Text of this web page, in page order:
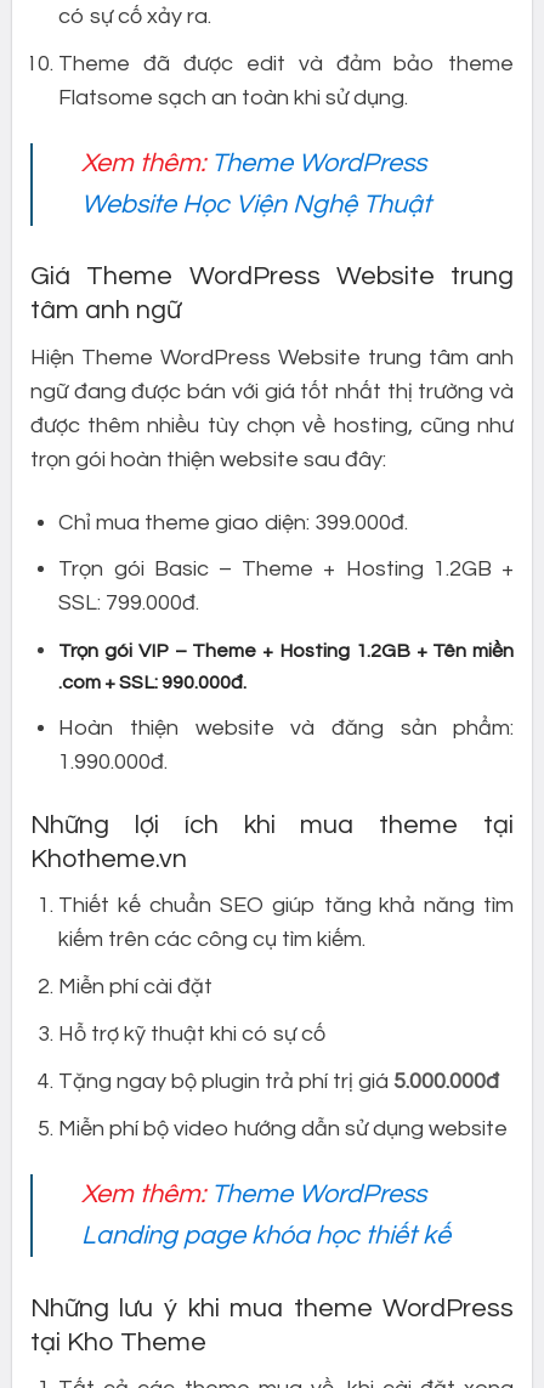
có sự cố xảy ra.
Theme đã được edit và đảm bảo theme
Flatsome sạch an toàn khi sử dụng.
Xem thêm: Theme WordPress
Website Học Viện Nghệ Thuật
Giá Theme WordPress Website trung
tâm anh ngữ
Hiện Theme WordPress Website trung tâm anh
ngữ đang được bán với giá tốt nhất thị trường và
được thêm nhiều tùy chọn về hosting, cũng như
trọn gói hoàn thiện website sau đây:
Chỉ mua theme giao diện: 399.000đ.
Trọn gói Basic – Theme + Hosting 1.2GB +
SSL: 799.000đ.
Trọn gói VIP – Theme + Hosting 1.2GB + Tên miền
.com + SSL: 990.000đ.
Hoàn thiện website và đăng sản phẩm:
1.990.000đ.
Những lợi ích khi mua theme tại
Khotheme.vn
Thiết kế chuẩn SEO giúp tăng khả năng tìm
kiếm trên các công cụ tìm kiếm.
Miễn phí cài đặt
Hỗ trợ kỹ thuật khi có sự cố
Tặng ngay bộ plugin trả phí trị giá 5.000.000đ
Miễn phí bộ video hướng dẫn sử dụng website
Xem thêm: Theme WordPress
Landing page khóa học thiết kế
Những lưu ý khi mua theme WordPress
tại Kho Theme